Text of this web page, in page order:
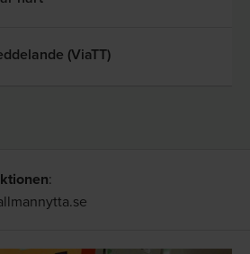
(ViaTT)
: